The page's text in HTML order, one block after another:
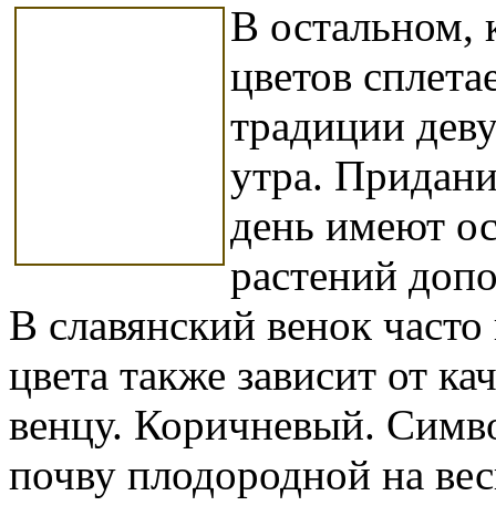
В остальном,
цветов
традиции
утра.
день имеют
растений
В славянский венок
цвета также зависит от
венцу. Коричневый.
почву плодородной на